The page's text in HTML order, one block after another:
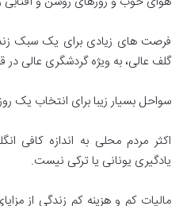
فرصت های زیادی برای یک سبک
گلف عالی، به ویژه گردشگری عالی
سواحل بسیار زیبا برای انتخاب یک روز
اکثر مردم محلی به اندازه کافی
یادگیری یونانی یا ترکی نیست.
مالیات کم و هزینه کم زندگی از